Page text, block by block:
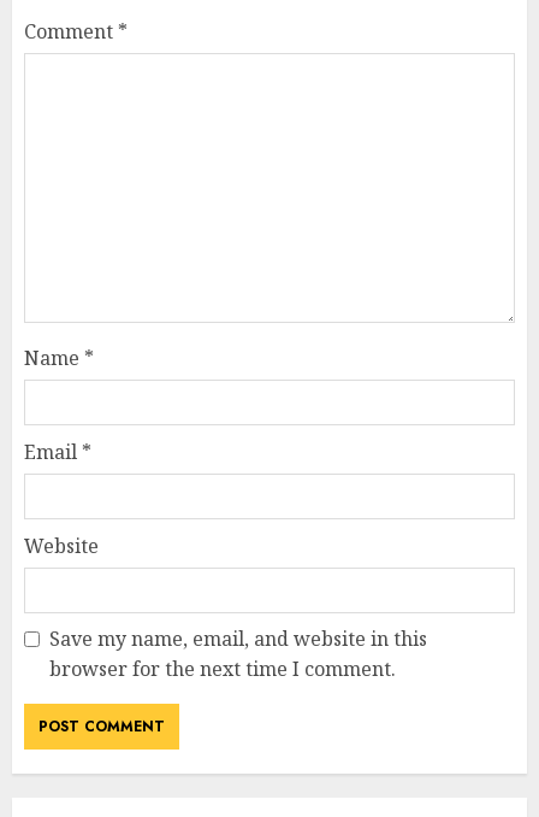
Comment *
Name *
Email *
Website
Save my name, email, and website in this
browser for the next time I comment.